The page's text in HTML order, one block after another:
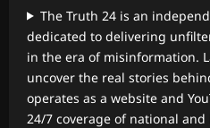
The Truth 24 is an
dedicated to delivering
in the era of misinformation.
uncover the real stories
operates as a website and
24/7 coverage of national